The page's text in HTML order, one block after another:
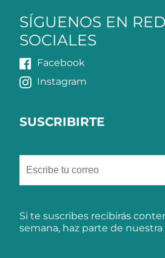
SÍGUENOS EN
SOCIALES
Facebook
Instagram
SUSCRIBIRTE
Si te suscribes recibirás
semana, haz parte de